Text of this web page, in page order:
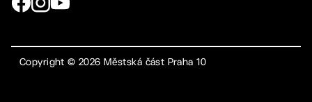
Copyright ©2026 Městská část Praha 10